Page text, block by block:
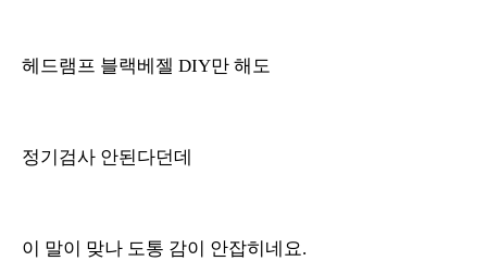
헤드램프 블랙베젤 DIY만 해도
정기검사 안된다던데
이 말이 맞나 도통 감이 안잡히네요.